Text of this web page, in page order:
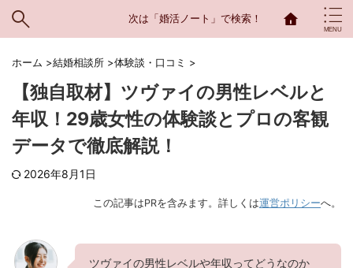
次は「婚活ノート」で検索！
ホーム >結婚相談所 >体験談・口コミ >
【独自取材】ツヴァイの男性レベルと
年収！29歳女性の体験談とプロの客観
データで徹底解説！
2026年8月1日
この記事はPRを含みます。詳しくは運営ポリシーへ。
ツヴァイの男性レベルや年収ってどうなのか